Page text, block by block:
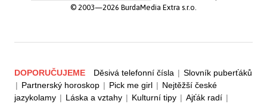
© 2003—2026 BurdaMedia Extra s.r.o.
DOPORUČUJEME Děsivá telefonní čísla | Slovník puberťáků
| Partnerský horoskop | Pick me girl | Nejtěžší české
jazykolamy | Láska a vztahy | Kulturní tipy | Ajťák radí |